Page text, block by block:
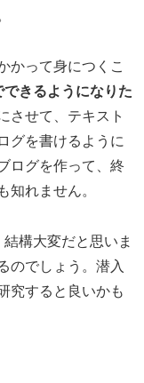
かって身につくこ
きるようになりた
させて、テキスト
グを書けるように
ログを作って、終
知れません。
構大変だと思いま
のでしょう。潜入
究すると良いかも